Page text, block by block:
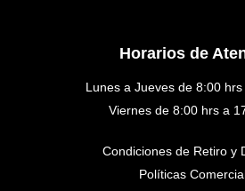
Horarios de
Lunes a Jueves de 8:00 hrs
Viernes de 8:00 hrs a
Condiciones de Retiro y
Políticas